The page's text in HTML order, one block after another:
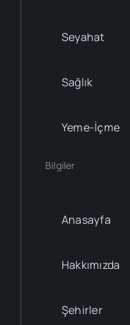
Seyahat
Sağlık
Yeme-İçme
Bilgiler
Anasayfa
Hakkımızda
Şehirler